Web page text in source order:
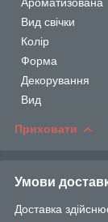
Вид свічки
Колір
Форма
Декорування
Вид
Приховати
Умови
Доставка